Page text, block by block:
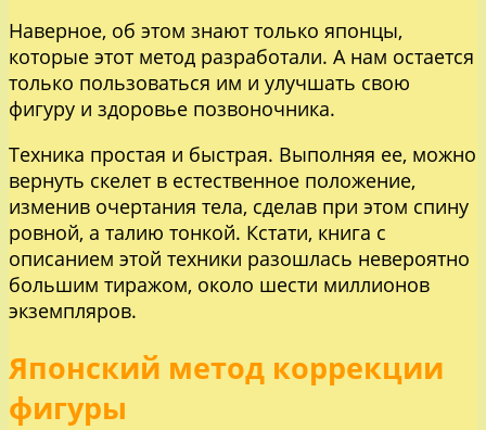
Наверное, об этом знают только японцы,
которые этот метод разработали. А нам остается
только пользоваться им и улучшать свою
фигуру и здоровье позвоночника.
Техника простая и быстрая. Выполняя ее, можно
вернуть скелет в естественное положение,
изменив очертания тела, сделав при этом спину
ровной, а талию тонкой. Кстати, книга с
описанием этой техники разошлась невероятно
большим тиражом, около шести миллионов
экземпляров.
Японский метод коррекции
фигуры